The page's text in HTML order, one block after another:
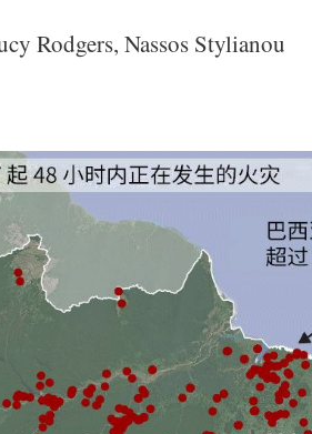
Rodgers, Nassos Stylianou